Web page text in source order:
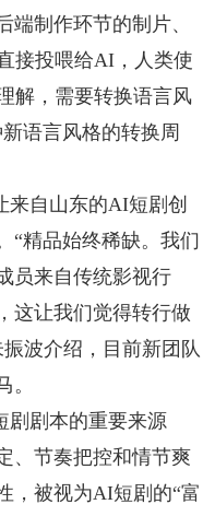
制作环节的制片、
接投喂给AI，人类使
解，需要转换语言风
语言风格的转换周
来自山东的AI短剧创
“精品始终稀缺。我们
员来自传统影视行
这让我们觉得转行做
波介绍，目前新团队
。
剧剧本的重要来源
节奏把控和情节爽
，被视为AI短剧的“富